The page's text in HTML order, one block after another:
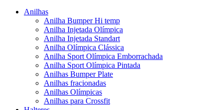
Anilhas
Anilha Bumper Hi temp
Anilha Injetada Olímpica
Anilha Injetada Standart
Anilha Olímpica Clássica
Anilha Sport Olímpica Emborrachada
Anilha Sport Olímpica Pintada
Anilhas Bumper Plate
Anilhas fracionadas
Anilhas Olímpicas
Anilhas para Crossfit